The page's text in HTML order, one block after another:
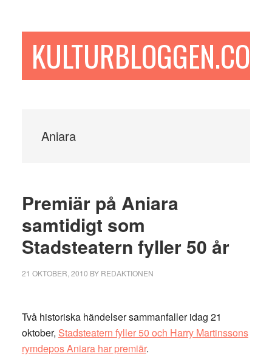
sidofältetKULTURBLOGGEN.COM
Aniara
Premiär på Aniara
samtidigt som
Stadsteatern fyller 50 år
21 OKTOBER, 2010 BY REDAKTIONEN
Två historiska händelser sammanfaller idag 21
oktober, Stadsteatern fyller 50 och Harry Martinssons
rymdepos Aniara har premiär.